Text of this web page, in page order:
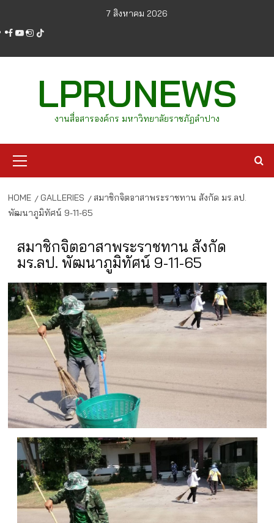
content
7 สิงหาคม 2026
facebook
youtube
instagram
tiktok
LPRUNEWS
งานสื่อสารองค์กร มหาวิทยาลัยราชภัฏลำปาง
Menu
HOME GALLERIES
สมาชิกจิตอาสาพระราชทาน สังกัด มร.ลป.
พัฒนาภูมิทัศน์ 9-11-65
สมาชิกจิตอาสาพระราชทาน สังกัด
มร.ลป. พัฒนาภูมิทัศน์ 9-11-65